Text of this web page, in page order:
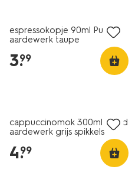
espressokopje 90ml Puur
aardewerk taupe
3.
99
cappuccinomok 300ml Trend
aardewerk grijs spikkels
4.
99